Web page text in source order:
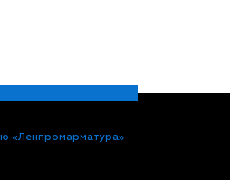
«Ленпромарматура»